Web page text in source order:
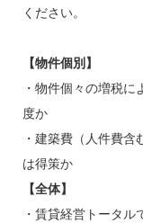
ください。
【物件個別】
・物件個々の増税
度か
・建築費（人件費
は得策か
【全体】
・賃貸経営トータ